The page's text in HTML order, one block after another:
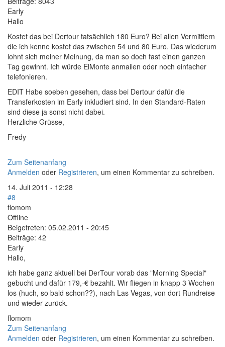
Early
Hallo
Kostet das bei Dertour tatsächlich 180 Euro? Bei allen Vermittlern
die ich kenne kostet das zwischen 54 und 80 Euro. Das wiederum
lohnt sich meiner Meinung, da man so doch fast einen ganzen
Tag gewinnt. Ich würde ElMonte anmailen oder noch einfacher
telefonieren.
EDIT Habe soeben gesehen, dass bei Dertour dafür die
Transferkosten im Early inkludiert sind. In den Standard-Raten
sind diese ja sonst nicht dabei.
Herzliche Grüsse,
Fredy
Zum Seitenanfang
Anmelden oder Registrieren, um einen Kommentar zu schreiben.
14. Juli 2011 - 12:28
#8
flomom
Offline
Beigetreten: 05.02.2011 - 20:45
Beiträge: 42
Early
Hallo,
ich habe ganz aktuell bei DerTour vorab das "Morning Special"
gebucht und dafür 179,-€ bezahlt. Wir fliegen in knapp 3 Wochen
los (huch, so bald schon??), nach Las Vegas, von dort Rundreise
und wieder zurück.
flomom
Zum Seitenanfang
Anmelden oder Registrieren, um einen Kommentar zu schreiben.